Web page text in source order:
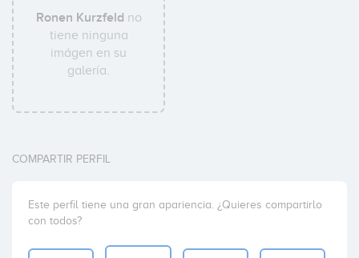
Ronen Kurzfeld no
tiene ninguna
imágen en su
galería.
COMPARTIR PERFIL
Este perfil tiene una gran apariencia. ¿Quieres compartirlo
con todos?